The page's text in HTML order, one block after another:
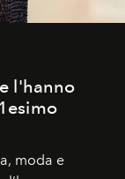
l'hanno
moda e